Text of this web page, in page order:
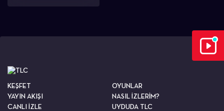
KEŞFET
YAYIN AKIŞI
CANLI İZLE
OYUNLAR
NASIL İZLERİM?
UYDUDA TLC